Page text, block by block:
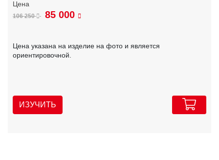
106 250 85 000
Цена указана на изделие на фото и является
ориентировочной.
ИЗУЧИТЬ